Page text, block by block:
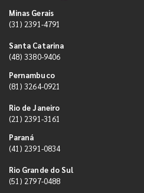
Minas Gerais
(31) 2391-4791
Santa Catarina
(48) 3380-9406
Pernambuco
(81) 3264-0921
Rio de Janeiro
(21) 2391-3161
Paraná
(41) 2391-0834
Rio Grande do Sul
(51) 2797-0488